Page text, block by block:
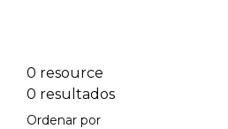
0 resource
0 resultados
Ordenar por